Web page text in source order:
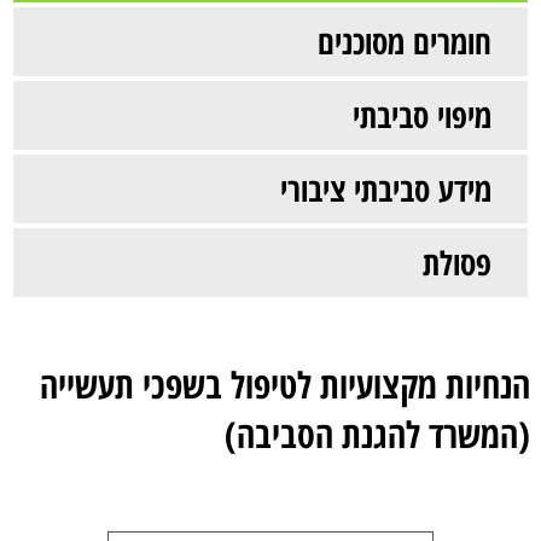
חומרים מסוכנים
מיפוי סביבתי
מידע סביבתי ציבורי
פסולת
הנחיות מקצועיות לטיפול בשפכי תעשייה
(המשרד להגנת הסביבה)